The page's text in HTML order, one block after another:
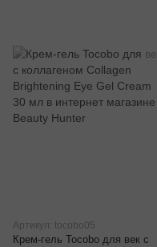
Артикул: tocobo05
Крем-гель Tocobo для век с